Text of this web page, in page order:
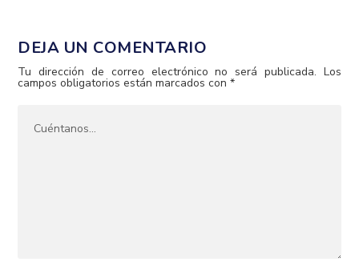
DEJA UN COMENTARIO
Tu dirección de correo electrónico no será publicada. Los
campos obligatorios están marcados con*